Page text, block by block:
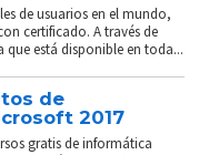
de usuarios en el mundo,
certificado. A través de
está disponible en toda...
de
2017
gratis de informática